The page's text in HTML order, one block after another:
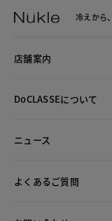
冷えから、
店舗案内
DoCLASSEについて
ニュース
よくあるご質問